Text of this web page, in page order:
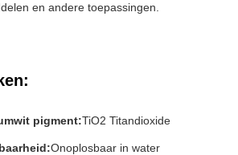
en andere toepassingen.
pigment:TiO2 Titandioxide
Onoplosbaar in water